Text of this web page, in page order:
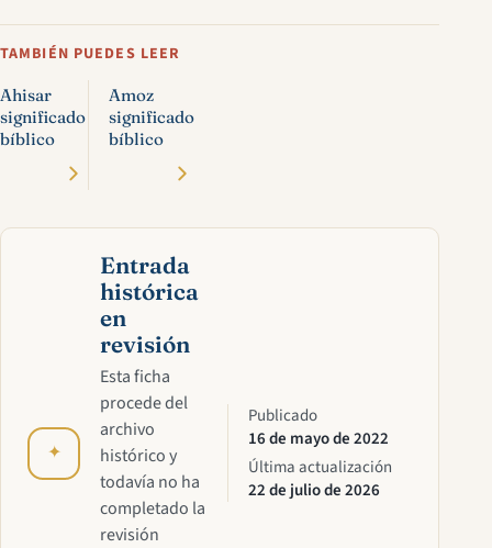
TAMBIÉN PUEDES LEER
Ahisar
significado
bíblico
Amoz
significado
bíblico
✦
Entrada
histórica
en
revisión
Esta ficha
procede del
archivo
histórico y
todavía no ha
completado la
revisión
Publicado
16 de mayo de 2022
Última actualización
22 de julio de 2026